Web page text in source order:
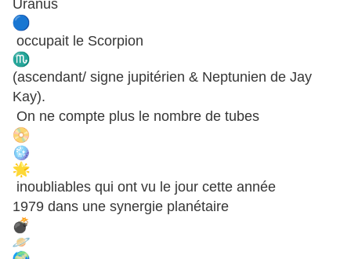
Uranus
occupait le Scorpion
(ascendant/ signe jupitérien & Neptunien de Jay
Kay).
On ne compte plus le nombre de tubes
inoubliables qui ont vu le jour cette année
1979 dans une synergie planétaire